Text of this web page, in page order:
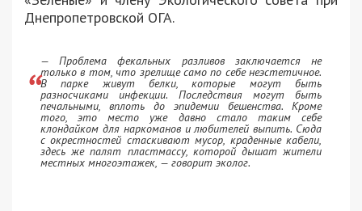
Днепропетровской ОГА.
— Проблема фекальных разливов заключается не
только в том, что зрелище само по себе неэстетичное.
В парке живут белки, которые могут быть
разносчиками инфекции. Последствия могут быть
печальными, вплоть до эпидемии бешенства. Кроме
того, это место уже давно стало таким себе
клондайком для наркоманов и любителей выпить. Сюда
с окрестностей стаскивают мусор, краденные кабели,
здесь же палят пластмассу, которой дышат жители
местных многоэтажек, — говорит эколог.